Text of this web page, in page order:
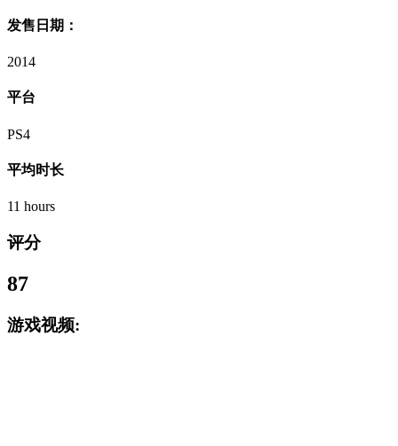
发售日期：
2014
平台
PS4
平均时长
11 hours
评分
87
游戏视频: